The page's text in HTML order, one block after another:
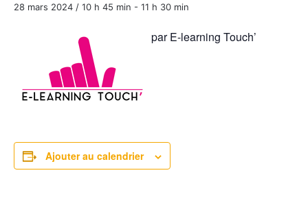
28 mars 2024 / 10 h 45 min - 11 h 30 min
par E-learning Touch’
Ajouter au calendrier